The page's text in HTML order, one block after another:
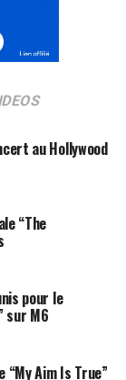
au Hollywood
“The
pour le
sur M6
Aim Is True”